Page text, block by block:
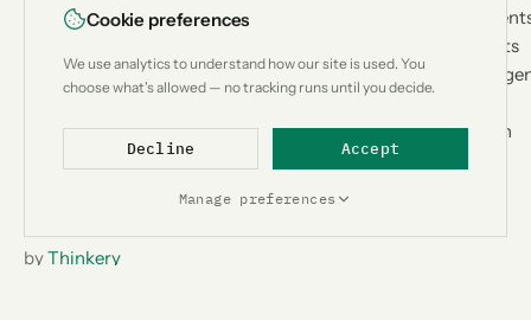
engineering for
Designed &
byThinkery
How It Works
Benchmark
Compatibility
Compare
Metrics
Coding
Custom Bots
Research
Automation
Cookie preferences
We use analytics to understand how our site is used. You
choose what's allowed — no tracking runs until you decide.
Decline Accept
Manage preferences